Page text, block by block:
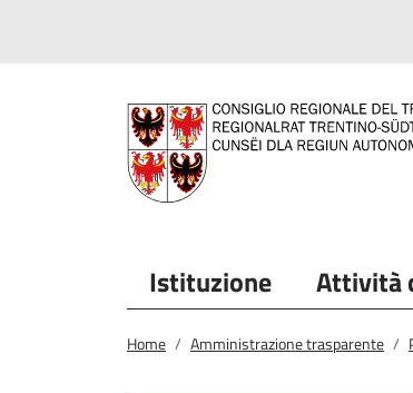
Istituzione Attività
Home Amministrazione trasparente